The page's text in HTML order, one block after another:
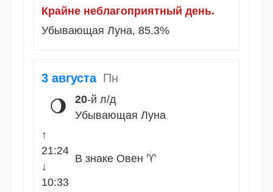
Крайне неблагоприятный день.
Убывающая Луна, 85.3%
3 августа Пн
🌖 20-й л/д
Убывающая Луна
↑
21:24
↓
10:33
В знаке Овен ♈